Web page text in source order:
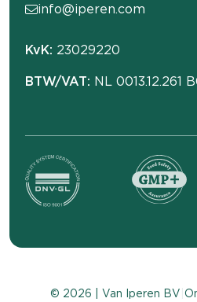
KvK: 23029220
BTW/VAT: NL 0013.12.261
info@iperen.com
© 2026 | Van Iperen BV